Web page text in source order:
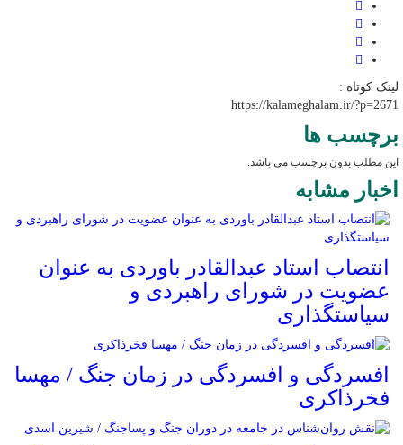
لینک کوتاه :
https://kalameghalam.ir/?p=2671
برچسب ها
این مطلب بدون برچسب می باشد.
اخبار مشابه
انتصاب استاد عبدالقادر باوردی به عنوان
عضویت در شورای راهبردی و
سیاستگذاری
افسردگی و افسردگی در زمان جنگ / مهسا
فخرذاکری